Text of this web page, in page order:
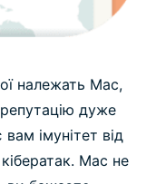
належать Mac,
дуже
імунітет від
Mac не